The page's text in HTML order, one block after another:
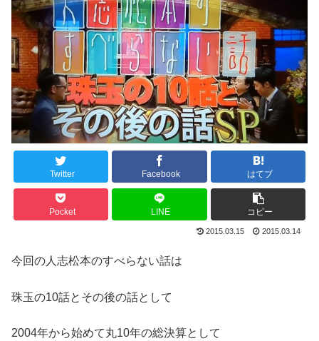
Twitter Facebook はてブ
Pocket LINE コピー
2015.03.15 2015.03.14
今回の人志松本のすべらない話は
珠玉の10話とその後の話として
2004年から始めて丸10年の総決算として